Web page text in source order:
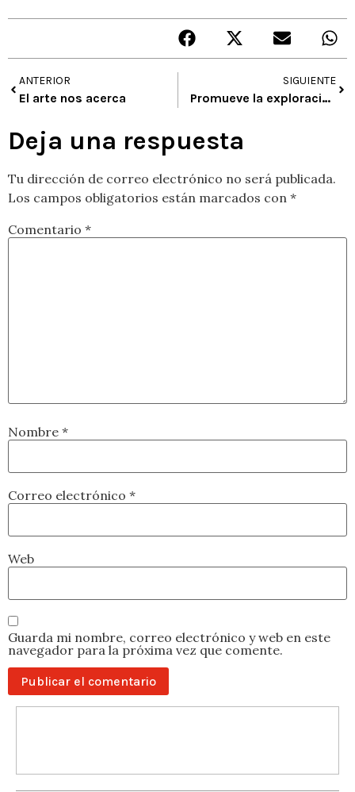
ANTERIOR
El arte nos acerca
SIGUIENTE
Promueve la exploración y la investigación del espacio
Deja una respuesta
Tu dirección de correo electrónico no será publicada.
Los campos obligatorios están marcados con *
Comentario *
Nombre *
Correo electrónico *
Web
Guarda mi nombre, correo electrónico y web en este
navegador para la próxima vez que comente.